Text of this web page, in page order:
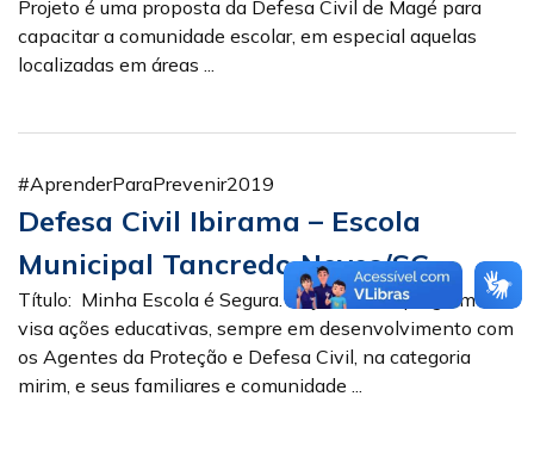
Projeto é uma proposta da Defesa Civil de Magé para
capacitar a comunidade escolar, em especial aquelas
localizadas em áreas ...
#AprenderParaPrevenir2019
Defesa Civil Ibirama – Escola
Municipal Tancredo Neves/SC
Título: Minha Escola é Segura. Objetivos: O programa
visa ações educativas, sempre em desenvolvimento com
os Agentes da Proteção e Defesa Civil, na categoria
mirim, e seus familiares e comunidade ...